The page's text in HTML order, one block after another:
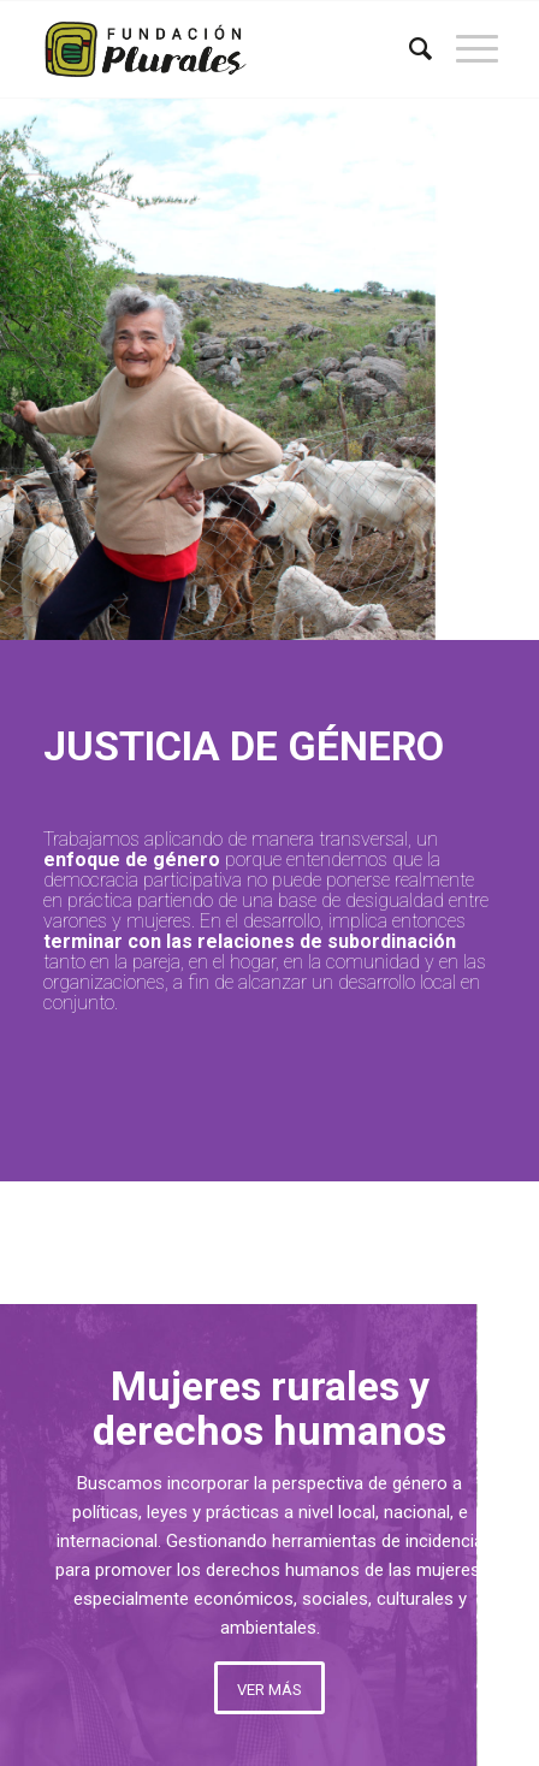
JUSTICIA DE GÉNERO
Trabajamos aplicando de manera transversal, un
enfoque de género porque entendemos que la
democracia participativa no puede ponerse realmente
en práctica partiendo de una base de desigualdad entre
varones y mujeres. En el desarrollo, implica entonces
terminar con las relaciones de subordinación
tanto en la pareja, en el hogar, en la comunidad y en las
organizaciones, a fin de alcanzar un desarrollo local en
conjunto.
Mujeres rurales y
derechos humanos
Buscamos incorporar la perspectiva de género a
políticas, leyes y prácticas a nivel local, nacional, e
internacional. Gestionando herramientas de incidencia
para promover los derechos humanos de las mujeres,
especialmente económicos, sociales, culturales y
ambientales.
VER MÁS